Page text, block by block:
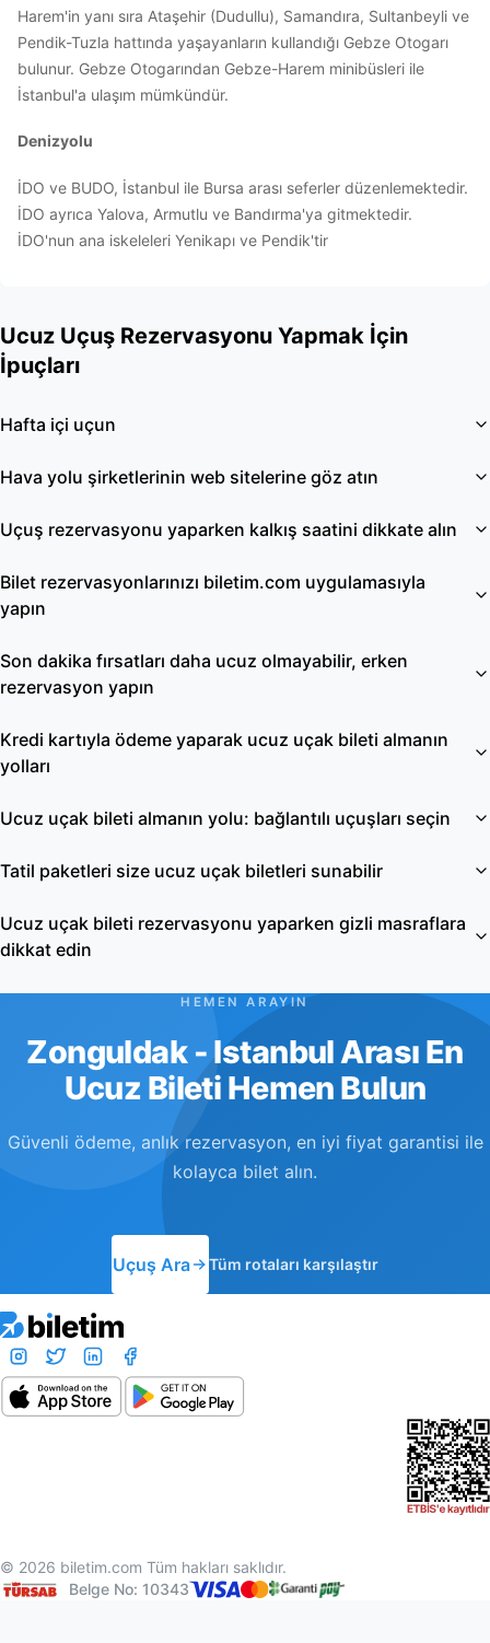
Harem'in yanı sıra Ataşehir (Dudullu), Samandıra, Sultanbeyli ve
Pendik-Tuzla hattında yaşayanların kullandığı Gebze Otogarı
bulunur. Gebze Otogarından Gebze-Harem minibüsleri ile
İstanbul'a ulaşım mümkündür.
Denizyolu
İDO ve BUDO, İstanbul ile Bursa arası seferler düzenlemektedir.
İDO ayrıca Yalova, Armutlu ve Bandırma'ya gitmektedir.
İDO'nun ana iskeleleri Yenikapı ve Pendik'tir
Ucuz Uçuş Rezervasyonu Yapmak İçin
İpuçları
Hafta içi uçun
Hava yolu şirketlerinin web sitelerine göz atın
Uçuş rezervasyonu yaparken kalkış saatini dikkate alın
Bilet rezervasyonlarınızı biletim.com uygulamasıyla
yapın
Son dakika fırsatları daha ucuz olmayabilir, erken
rezervasyon yapın
Kredi kartıyla ödeme yaparak ucuz uçak bileti almanın
yolları
Ucuz uçak bileti almanın yolu: bağlantılı uçuşları seçin
Tatil paketleri size ucuz uçak biletleri sunabilir
Ucuz uçak bileti rezervasyonu yaparken gizli masraflara
dikkat edin
HEMEN ARAYIN
Zonguldak - Istanbul Arası En
Ucuz Bileti Hemen Bulun
Güvenli ödeme, anlık rezervasyon, en iyi fiyat garantisi ile
kolayca bilet alın.
Uçuş Ara Tüm rotaları karşılaştır
© 2026 biletim.com Tüm hakları saklıdır.
Belge No: 10343